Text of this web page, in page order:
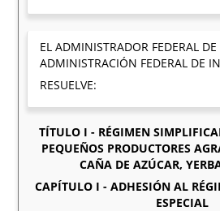
EL ADMINISTRADOR FEDERAL DE
ADMINISTRACIÓN FEDERAL DE
RESUELVE:
TÍTULO I - RÉGIMEN
PEQUEÑOS PRODUCTORES
CAÑA DE AZÚCAR,
CAPÍTULO I - ADHESIÓN AL
ESPECIAL